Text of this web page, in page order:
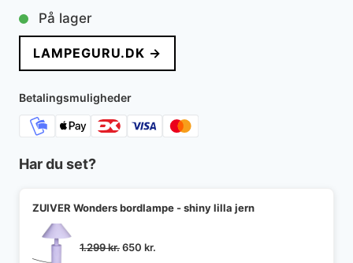
På lager
LAMPEGURU.DK →
Betalingsmuligheder
Har du set?
ZUIVER Wonders bordlampe - shiny lilla jern
1.299kr.Den
650 kr.